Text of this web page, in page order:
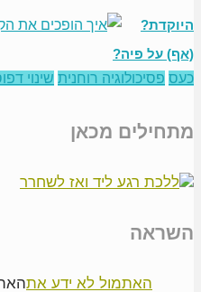
היוקדת?
(אף) על פיה?
כעס פסיכולוגיה רוחנית שינוי
מתחילים מכאן
השראה
האתמול לא ידע את